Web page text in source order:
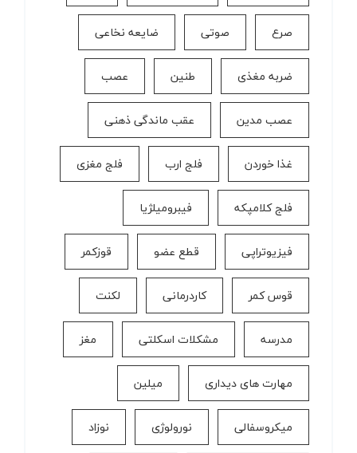
صرع صوتی ضایعه نخاعی
ضربه مغذی طنین عصب
عصب مدین عقب ماندگی ذهنی
غذا خوردن فلج ارب فلج مغزی
فلج کلامپکه فیبرومیلژیا
فیزیوتراپی قطع عضو قوزکمر
قوس کمر كاردرمانی لکنت
مدرسه مشکلات اسکلتی مغز
مهارت های دیداری میلین
میکروسفالی نورولوژی نوزاد